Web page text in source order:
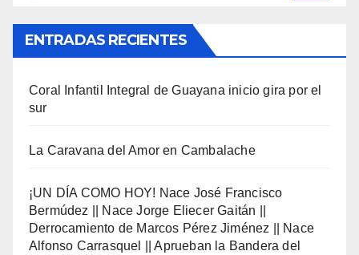
ENTRADAS RECIENTES
Coral Infantil Integral de Guayana inicio gira por el
sur
La Caravana del Amor en Cambalache
¡UN DÍA COMO HOY! Nace José Francisco
Bermúdez || Nace Jorge Eliecer Gaitán ||
Derrocamiento de Marcos Pérez Jiménez || Nace
Alfonso Carrasquel || Aprueban la Bandera del